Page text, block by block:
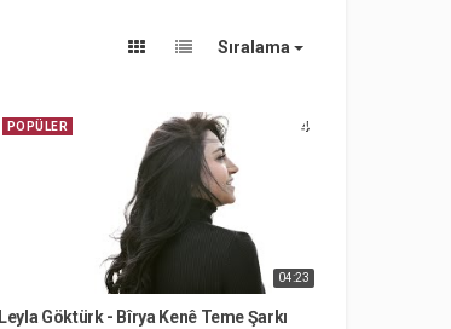
Sıralama
04:23
4
POPÜLER
Leyla Göktürk - Bîrya Kenê Teme Şarkı